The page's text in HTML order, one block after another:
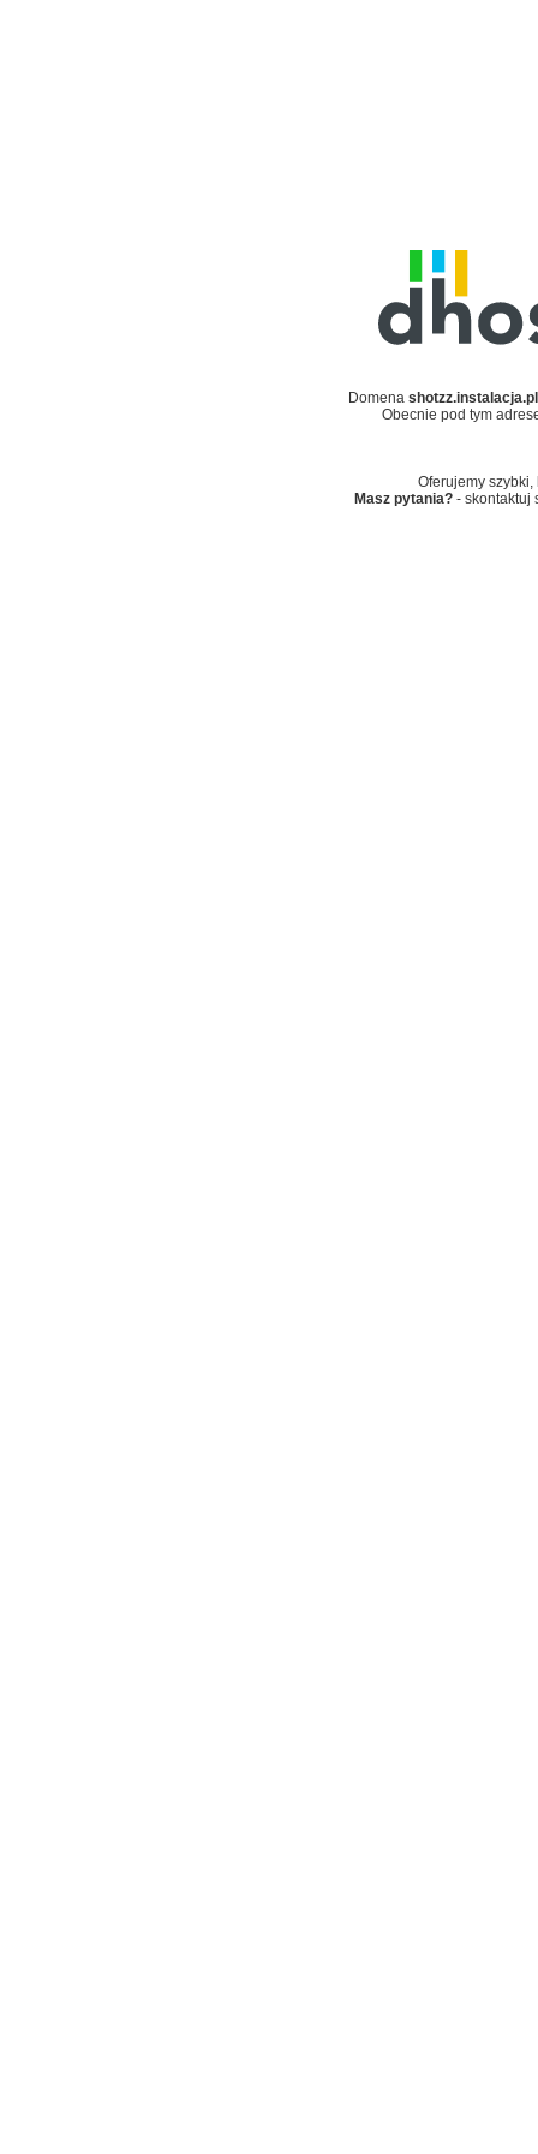
Domena shotzz.instalacja.pl
Obecnie pod tym
Oferujemy
Masz pytania?- skontaktuj